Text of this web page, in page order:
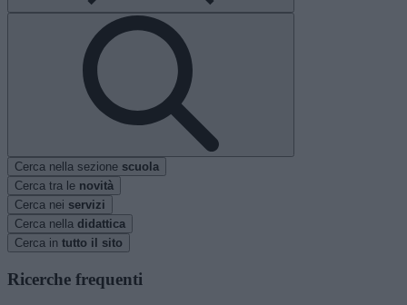
Cerca nella sezione scuola
Cerca tra le novità
Cerca nei servizi
Cerca nella didattica
Cerca in tutto il sito
Ricerche frequenti